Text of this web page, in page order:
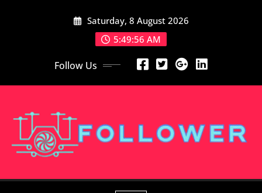
Saturday, 8 August 2026
5:49:58 AM
Follow Us